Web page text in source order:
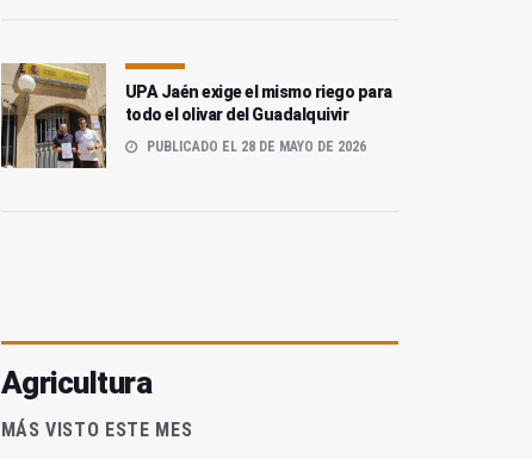
UPA Jaén exige el mismo riego para
todo el olivar del Guadalquivir
PUBLICADO EL 28 DE MAYO DE 2026
Agricultura
MÁS VISTO ESTE MES